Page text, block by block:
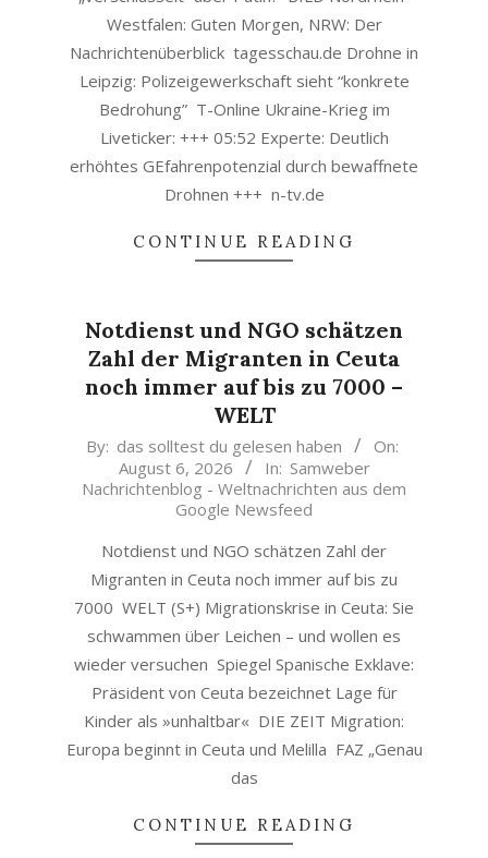
Westfalen: Guten Morgen, NRW: Der
Nachrichtenüberblick tagesschau.de Drohne in
Leipzig: Polizeigewerkschaft sieht “konkrete
Bedrohung” T-Online Ukraine-Krieg im
Liveticker: +++ 05:52 Experte: Deutlich
erhöhtes GEfahrenpotenzial durch bewaffnete
Drohnen +++ n-tv.de
CONTINUE READING
Notdienst und NGO schätzen
Zahl der Migranten in Ceuta
noch immer auf bis zu 7000 –
WELT
2026-
06
By: das solltest du gelesen haben
On:
August 6, 2026
In: Samweber
Nachrichtenblog - Weltnachrichten aus dem
Google Newsfeed
Notdienst und NGO schätzen Zahl der
Migranten in Ceuta noch immer auf bis zu
7000 WELT (S+) Migrationskrise in Ceuta: Sie
schwammen über Leichen – und wollen es
wieder versuchen Spiegel Spanische Exklave:
Präsident von Ceuta bezeichnet Lage für
Kinder als »unhaltbar« DIE ZEIT Migration:
Europa beginnt in Ceuta und Melilla FAZ „Genau
das
CONTINUE READING